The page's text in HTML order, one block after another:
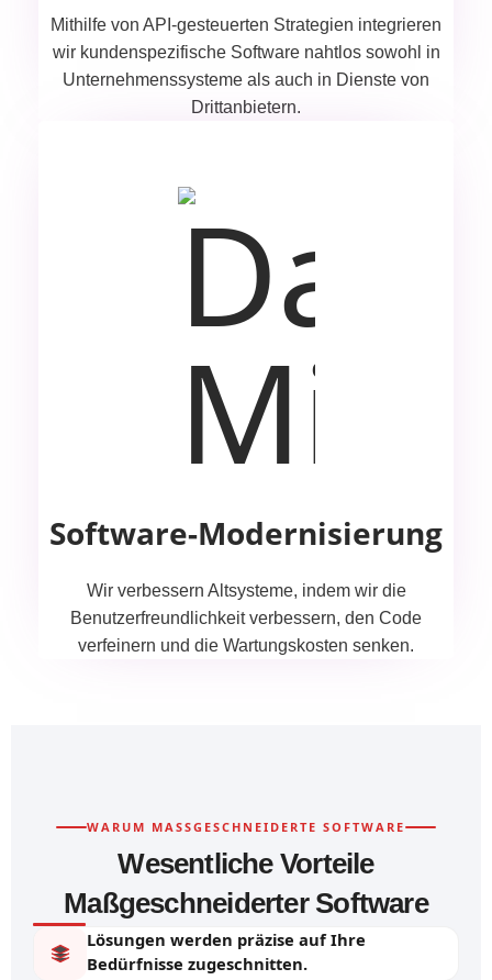
Mithilfe von API-gesteuerten Strategien integrieren
wir kundenspezifische Software nahtlos sowohl in
Unternehmenssysteme als auch in Dienste von
Drittanbietern.
Software-Modernisierung
Wir verbessern Altsysteme, indem wir die
Benutzerfreundlichkeit verbessern, den Code
verfeinern und die Wartungskosten senken.
WARUM MASSGESCHNEIDERTE SOFTWARE
Wesentliche Vorteile
Maßgeschneiderter Software
Lösungen werden präzise auf Ihre
Bedürfnisse zugeschnitten.